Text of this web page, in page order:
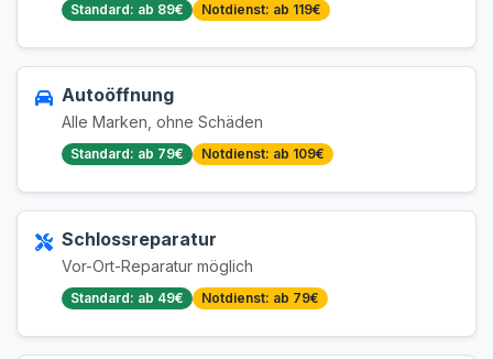
Standard: ab 89€ Notdienst: ab 119€
Autoöffnung
Alle Marken, ohne Schäden
Standard: ab 79€ Notdienst: ab 109€
Schlossreparatur
Vor-Ort-Reparatur möglich
Standard: ab 49€ Notdienst: ab 79€